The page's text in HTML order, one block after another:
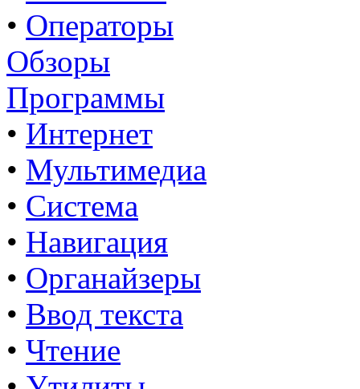
• Операторы
Обзоры
Программы
• Интернет
• Мультимедиа
• Система
• Навигация
• Органайзеры
• Ввод текста
• Чтение